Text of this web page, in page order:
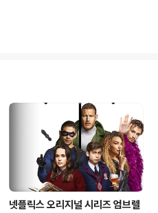
집은 하나의
심리 게임의 끝
을 각색한 이
정을 보여주
이 기다리고
탐색하면서
습니다. 이..
넷플릭스 오리지널 시리즈 엄브렐